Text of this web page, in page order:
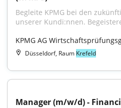
Begleite KPMG bei den
unserer Kundi:nnen.
KPMG AG
Düsseldorf, Raum Krefeld
Manager (m/w/d) -